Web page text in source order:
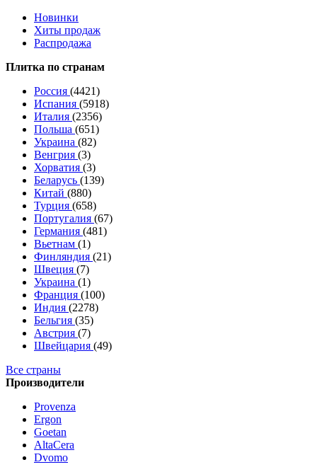
Новинки
Хиты продаж
Распродажа
Плитка по странам
Россия (4421)
Испания (5918)
Италия (2356)
Польша (651)
Украина (82)
Венгрия (3)
Хорватия (3)
Беларусь (139)
Китай (880)
Турция (658)
Португалия (67)
Германия (481)
Вьетнам (1)
Финляндия (21)
Швеция (7)
Украина (1)
Франция (100)
Индия (2278)
Бельгия (35)
Австрия (7)
Швейцария (49)
Все страны
Производители
Provenza
Ergon
Goetan
AltaСera
Dvomo